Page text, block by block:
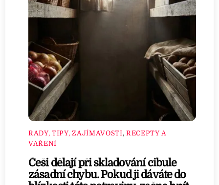
RADY, TIPY, ZAJÍMAVOSTI, RECEPTY A
VAŘENÍ
Češi dělají při skladování cibule
zásadní chybu. Pokud ji dáváte do